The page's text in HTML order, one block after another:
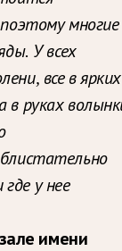
многие
У всех
все в ярких
в руках
у нее
имени